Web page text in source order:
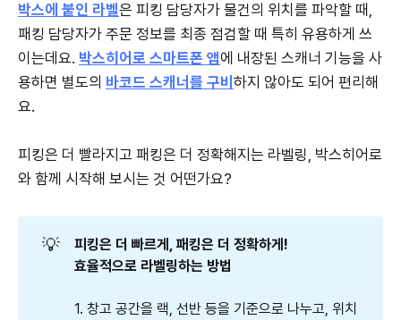
박스에 붙인 라벨은 피킹 담당자가 물건의 위치를 파악할 때,
패킹 담당자가 주문 정보를 최종 점검할 때 특히 유용하게 쓰
이는데요. 박스히어로 스마트폰 앱에 내장된 스캐너 기능을 사
용하면 별도의 바코드 스캐너를 구비 하지 않아도 되어 편리해
요.
피킹은 더 빨라지고 패킹은 더 정확해지는 라벨링, 박스히어로
와 함께 시작해 보시는 것 어떤가요?
💡
피킹은 더 빠르게, 패킹은 더 정확하게!
효율적으로 라벨링하는 방법
1. 창고 공간을 랙, 선반 등을 기준으로 나누고, 위치